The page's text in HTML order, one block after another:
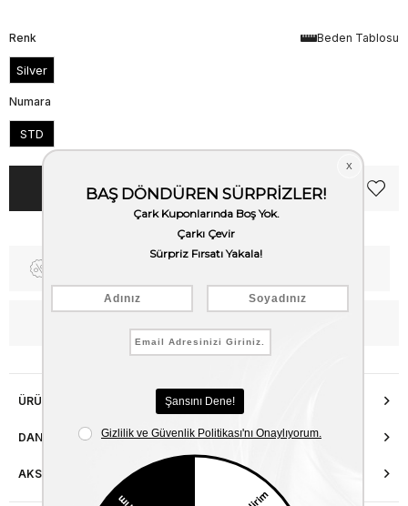
Beden Tablosu
Renk
Silver
Numara
STD
ÜRÜN ÖZELLIKLERI
DANIŞMA HATTI
AKSESUAR ONARIMI